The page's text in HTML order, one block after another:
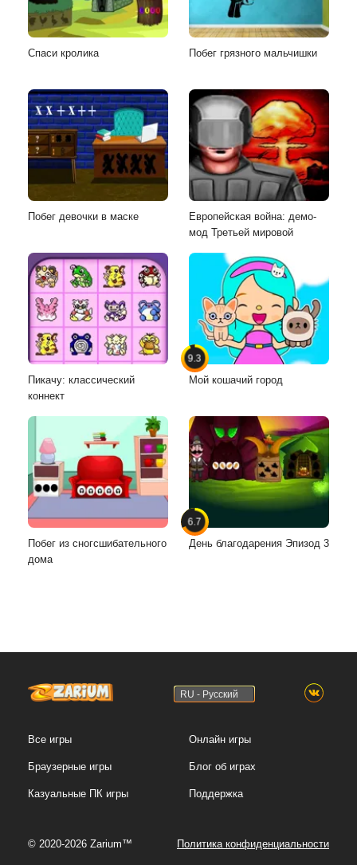
Спаси кролика Побег грязного мальчишки
Побег девочки в маске
Европейская война: демо-
мод Третьей мировой
Пикачу: классический
коннект
9.3
Мой кошачий город
Побег из сногсшибательного
дома
6.7
День благодарения Эпизод 3
RU - Русский
Все игры
Браузерные игры
Казуальные ПК игры
Онлайн игры
Блог об играх
Поддержка
© 2020-2026 Zarium™ Политика конфиденциальности